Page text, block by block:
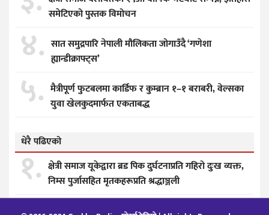
समेटिएको पुस्तक विमोचन
४. सात समुद्रपारि नेपाली मौलिकता जोगाउँदै ‘गणेशा
ह्यान्डीक्राफ्ट्स’
५. मैत्रीपूर्ण फुटबलमा कार्डिफ र कुम्ब्रान १–१ बराबरी, वेल्सका
युवा खेलकुदमार्फत एकताबद्ध
धेरै पढिएको
१. क्षेत्री समाज यूकेद्वारा ब्रड पिक दुर्घटनाप्रति गहिरो दुःख व्यक्त,
निम्स पुर्जासहित मृतकहरूप्रति श्रद्धाञ्जली